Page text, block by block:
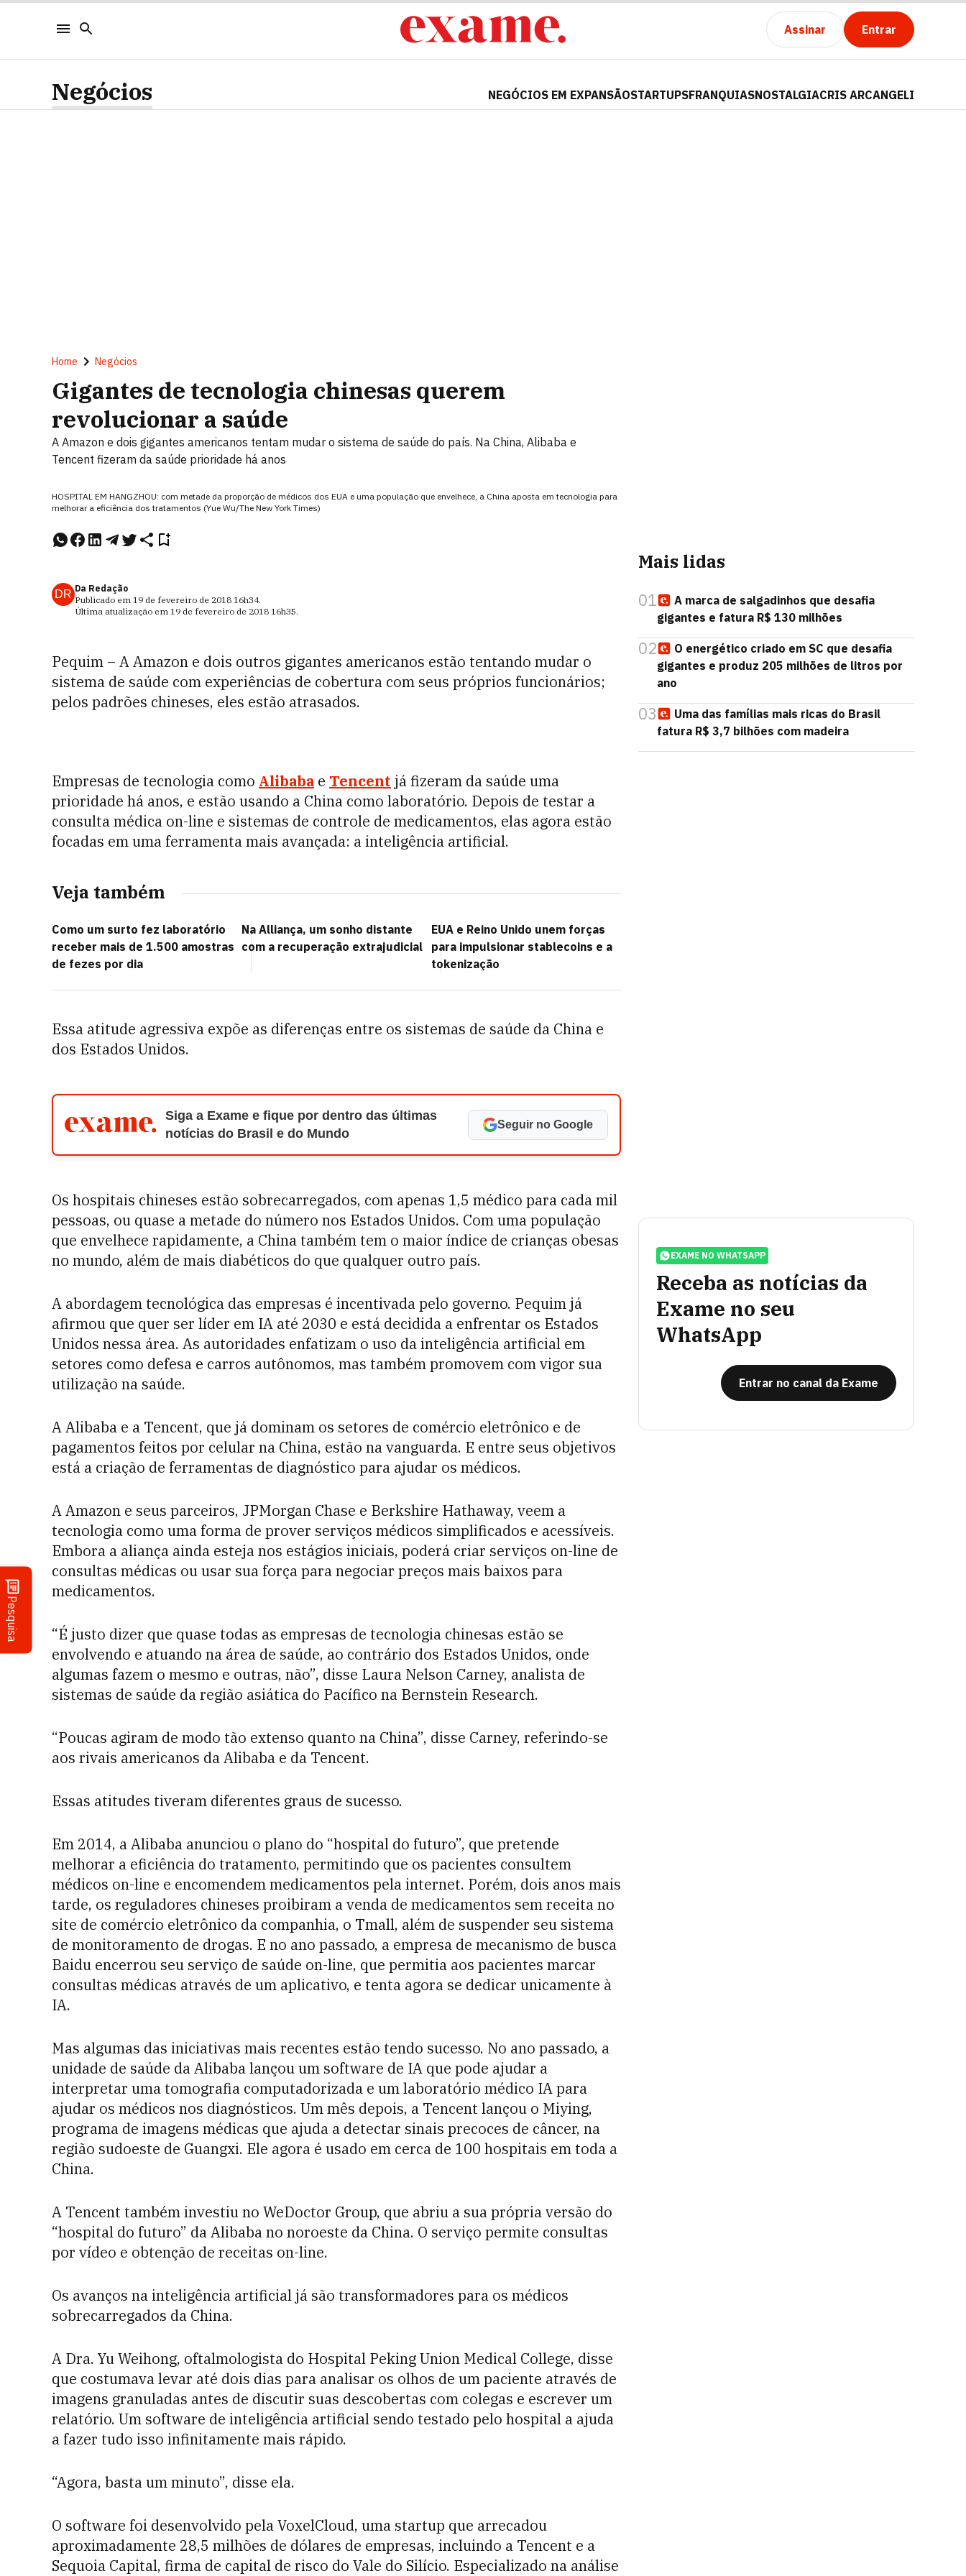
Assinar Entrar
Pesquisa
Negócios NEGÓCIOS EM EXPANSÃOSTARTUPSFRANQUIASNOSTALGIACRIS ARCANGELI
Home Negócios
Gigantes de tecnologia chinesas querem
revolucionar a saúde
A Amazon e dois gigantes americanos tentam mudar o sistema de saúde do país. Na China, Alibaba e
Tencent fizeram da saúde prioridade há anos
HOSPITAL EM HANGZHOU: com metade da proporção de médicos dos EUA e uma população que envelhece, a China aposta em tecnologia para
melhorar a eficiência dos tratamentos (Yue Wu/The New York Times)
DR Da Redação
Publicado em 19 de fevereiro de 2018 16h34.
Última atualização em 19 de fevereiro de 2018 16h35.
Pequim – A Amazon e dois outros gigantes americanos estão tentando mudar o
sistema de saúde com experiências de cobertura com seus próprios funcionários;
pelos padrões chineses, eles estão atrasados.
Empresas de tecnologia como Alibaba e Tencent já fizeram da saúde uma
prioridade há anos, e estão usando a China como laboratório. Depois de testar a
consulta médica on-line e sistemas de controle de medicamentos, elas agora estão
focadas em uma ferramenta mais avançada: a inteligência artificial.
Veja também
Como um surto fez laboratório
receber mais de 1.500 amostras
de fezes por dia
Na Alliança, um sonho distante
com a recuperação extrajudicial
EUA e Reino Unido unem forças
para impulsionar stablecoins e a
tokenização
Essa atitude agressiva expõe as diferenças entre os sistemas de saúde da China e
dos Estados Unidos.
Siga a Exame e fique por dentro das últimas
notícias do Brasil e do Mundo
Seguir no Google
Os hospitais chineses estão sobrecarregados, com apenas 1,5 médico para cada mil
pessoas, ou quase a metade do número nos Estados Unidos. Com uma população
que envelhece rapidamente, a China também tem o maior índice de crianças obesas
no mundo, além de mais diabéticos do que qualquer outro país.
A abordagem tecnológica das empresas é incentivada pelo governo. Pequim já
afirmou que quer ser líder em IA até 2030 e está decidida a enfrentar os Estados
Unidos nessa área. As autoridades enfatizam o uso da inteligência artificial em
setores como defesa e carros autônomos, mas também promovem com vigor sua
utilização na saúde.
A Alibaba e a Tencent, que já dominam os setores de comércio eletrônico e de
pagamentos feitos por celular na China, estão na vanguarda. E entre seus objetivos
está a criação de ferramentas de diagnóstico para ajudar os médicos.
A Amazon e seus parceiros, JPMorgan Chase e Berkshire Hathaway, veem a
tecnologia como uma forma de prover serviços médicos simplificados e acessíveis.
Embora a aliança ainda esteja nos estágios iniciais, poderá criar serviços on-line de
consultas médicas ou usar sua força para negociar preços mais baixos para
medicamentos.
“É justo dizer que quase todas as empresas de tecnologia chinesas estão se
envolvendo e atuando na área de saúde, ao contrário dos Estados Unidos, onde
algumas fazem o mesmo e outras, não”, disse Laura Nelson Carney, analista de
sistemas de saúde da região asiática do Pacífico na Bernstein Research.
“Poucas agiram de modo tão extenso quanto na China”, disse Carney, referindo-se
aos rivais americanos da Alibaba e da Tencent.
Essas atitudes tiveram diferentes graus de sucesso.
Em 2014, a Alibaba anunciou o plano do “hospital do futuro”, que pretende
melhorar a eficiência do tratamento, permitindo que os pacientes consultem
médicos on-line e encomendem medicamentos pela internet. Porém, dois anos mais
tarde, os reguladores chineses proibiram a venda de medicamentos sem receita no
site de comércio eletrônico da companhia, o Tmall, além de suspender seu sistema
de monitoramento de drogas. E no ano passado, a empresa de mecanismo de busca
Baidu encerrou seu serviço de saúde on-line, que permitia aos pacientes marcar
consultas médicas através de um aplicativo, e tenta agora se dedicar unicamente à
IA.
Mas algumas das iniciativas mais recentes estão tendo sucesso. No ano passado, a
unidade de saúde da Alibaba lançou um software de IA que pode ajudar a
interpretar uma tomografia computadorizada e um laboratório médico IA para
ajudar os médicos nos diagnósticos. Um mês depois, a Tencent lançou o Miying,
programa de imagens médicas que ajuda a detectar sinais precoces de câncer, na
região sudoeste de Guangxi. Ele agora é usado em cerca de 100 hospitais em toda a
China.
A Tencent também investiu no WeDoctor Group, que abriu a sua própria versão do
“hospital do futuro” da Alibaba no noroeste da China. O serviço permite consultas
por vídeo e obtenção de receitas on-line.
Os avanços na inteligência artificial já são transformadores para os médicos
sobrecarregados da China.
A Dra. Yu Weihong, oftalmologista do Hospital Peking Union Medical College, disse
que costumava levar até dois dias para analisar os olhos de um paciente através de
imagens granuladas antes de discutir suas descobertas com colegas e escrever um
relatório. Um software de inteligência artificial sendo testado pelo hospital a ajuda
a fazer tudo isso infinitamente mais rápido.
“Agora, basta um minuto”, disse ela.
O software foi desenvolvido pela VoxelCloud, uma startup que arrecadou
aproximadamente 28,5 milhões de dólares de empresas, incluindo a Tencent e a
Sequoia Capital, firma de capital de risco do Vale do Silício. Especializado na análise
Mais lidas
01
A marca de salgadinhos que desafia
gigantes e fatura R$ 130 milhões
02
O energético criado em SC que desafia
gigantes e produz 205 milhões de litros por
ano
03
Uma das famílias mais ricas do Brasil
fatura R$ 3,7 bilhões com madeira
EXAME NO WHATSAPP
Receba as notícias da
Exame no seu
WhatsApp
Entrar no canal da Exame